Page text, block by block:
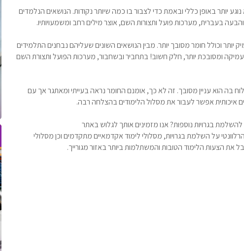
יותר באופן כללי ובאמת כדי לצבור בו כמה שיותר נקודות. הנושאים הנלמדים
והבעה בעברית, מערכות פועל ותצורות השם, אוצר מילים רחב ומשמעויותיו.
יותר וכולל חומר מסובך יותר. מבין הנושאים השונים שעליהם נבחנים התלמידים
ומסובכת יותר, חלק חשוב! בתחביר ובשחבור, מערכות הפועל ותצורת השם
בה הוא עניין מסובך. זה לא כך, אומנם החומר נראה בעייתי ומאתגר אך עם
איכותית אפשר לעבור את מסלול הלימודים בהצלחה רבה.
בגרויות נוספות? אנו מזמינים אותך לגלוש באתר
על השלמת בגרויות, מסלולי לימוד אקדמאיים מתקדמים וכן מסלולי
את הצעות הלימוד הטובות והמשתלמות ביותר באזור מגורייך.